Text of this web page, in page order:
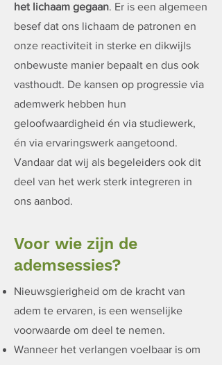
het lichaam gegaan. Er is een algemeen
besef dat ons lichaam de patronen en
onze reactiviteit in sterke en dikwijls
onbewuste manier bepaalt en dus ook
vasthoudt. De kansen op progressie via
ademwerk hebben hun
geloofwaardigheid én via studiewerk,
én via ervaringswerk aangetoond.
Vandaar dat wij als begeleiders ook dit
deel van het werk sterk integreren in
ons aanbod.
Voor wie zijn de
ademsessies?
Nieuwsgierigheid om de kracht van
adem te ervaren, is een wenselijke
voorwaarde om deel te nemen.
Wanneer het verlangen voelbaar is om